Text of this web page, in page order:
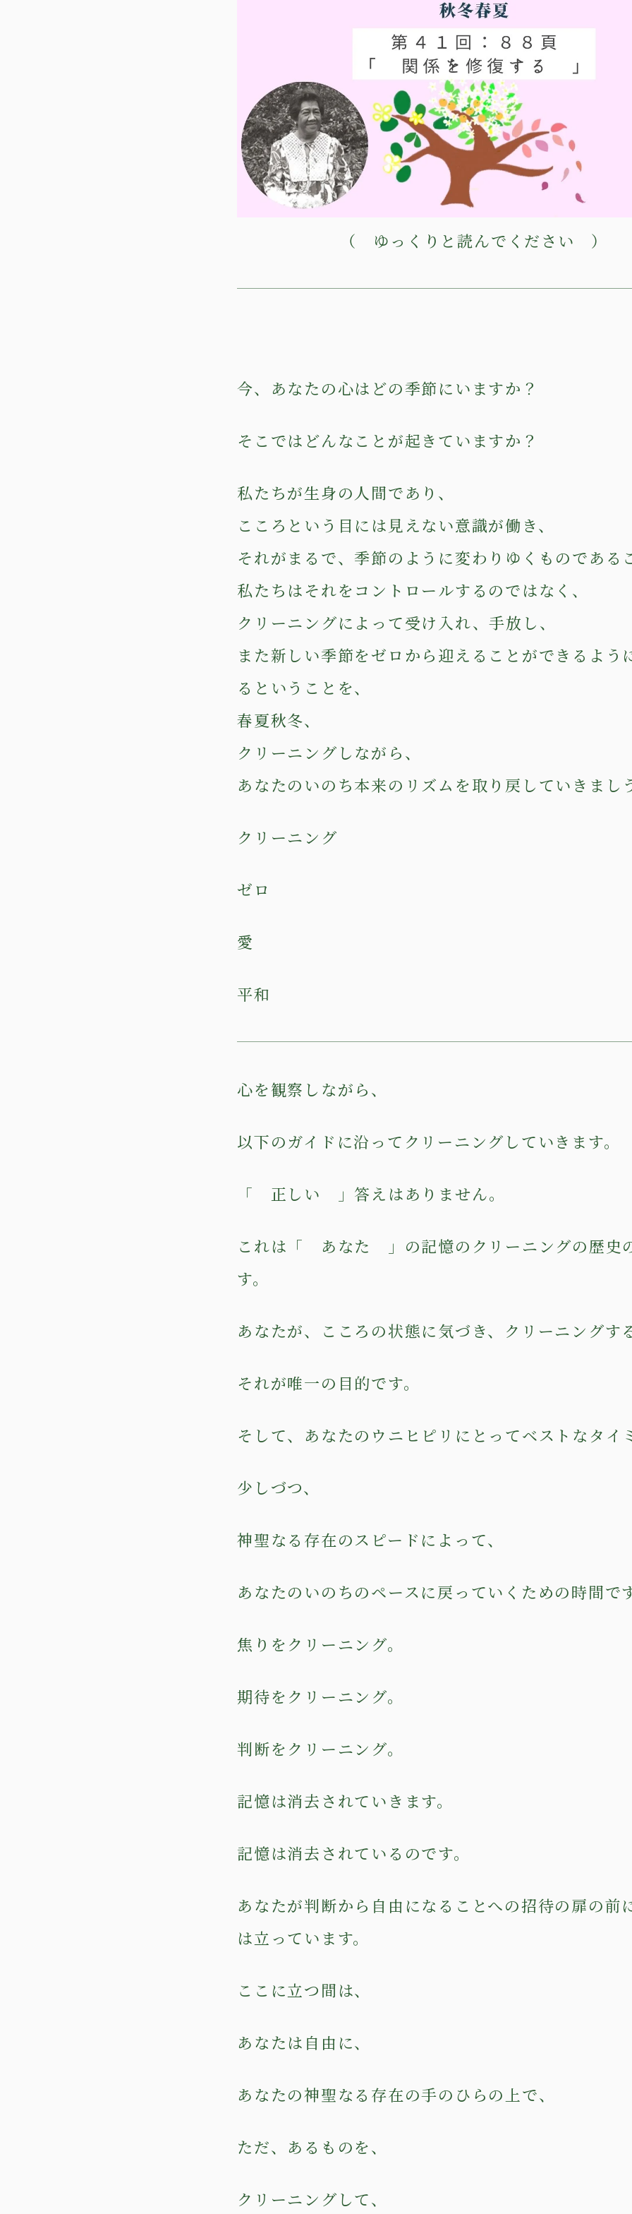
（ ゆっくりと読んでください ）
今、あなたの心はどの季節にいますか？
そこではどんなことが起きていますか？
私たちが生身の人間であり、
こころという目には見えない意識が働き、
それがまるで、季節のように変わりゆくものである
私たちはそれをコントロールするのではなく、
クリーニングによって受け入れ、手放し、
また新しい季節をゼロから迎えることができるよう
るということを、
春夏秋冬、
クリーニングしながら、
あなたのいのち本来のリズムを取り戻していきまし
クリーニング
ゼロ
愛
平和
心を観察しながら、
以下のガイドに沿ってクリーニングしていきます。
「 正しい 」答えはありません。
これは「 あなた 」の記憶のクリーニングの歴史
す。
あなたが、こころの状態に気づき、クリーニングす
それが唯一の目的です。
そして、あなたのウニヒピリにとってベストなタイ
少しづつ、
神聖なる存在のスピードによって、
あなたのいのちのペースに戻っていくための時間で
焦りをクリーニング。
期待をクリーニング。
判断をクリーニング。
記憶は消去されていきます。
記憶は消去されているのです。
あなたが判断から自由になることへの招待の扉の前
は立っています。
ここに立つ間は、
あなたは自由に、
あなたの神聖なる存在の手のひらの上で、
ただ、あるものを、
クリーニングして、